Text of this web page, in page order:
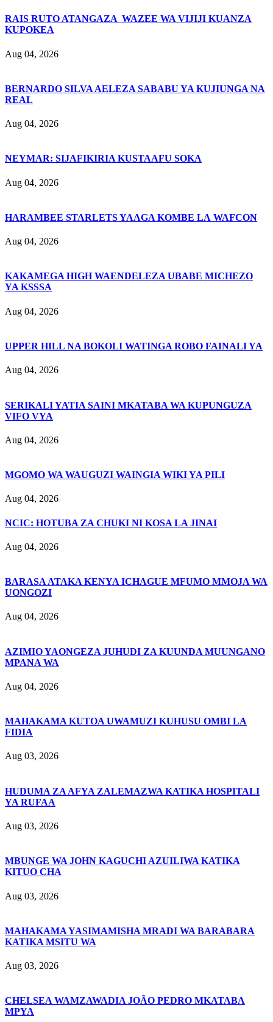
RAIS RUTO ATANGAZA WAZEE WA VIJIJI KUANZA
KUPOKEA
Aug 04, 2026
BERNARDO SILVA AELEZA SABABU YA KUJIUNGA NA
REAL
Aug 04, 2026
NEYMAR: SIJAFIKIRIA KUSTAAFU SOKA
Aug 04, 2026
HARAMBEE STARLETS YAAGA KOMBE LA WAFCON
Aug 04, 2026
KAKAMEGA HIGH WAENDELEZA UBABE MICHEZO
YA KSSSA
Aug 04, 2026
UPPER HILL NA BOKOLI WATINGA ROBO FAINALI YA
Aug 04, 2026
SERIKALI YATIA SAINI MKATABA WA KUPUNGUZA
VIFO VYA
Aug 04, 2026
MGOMO WA WAUGUZI WAINGIA WIKI YA PILI
Aug 04, 2026
NCIC: HOTUBA ZA CHUKI NI KOSA LA JINAI
Aug 04, 2026
BARASA ATAKA KENYA ICHAGUE MFUMO MMOJA WA
UONGOZI
Aug 04, 2026
AZIMIO YAONGEZA JUHUDI ZA KUUNDA MUUNGANO
MPANA WA
Aug 04, 2026
MAHAKAMA KUTOA UWAMUZI KUHUSU OMBI LA
FIDIA
Aug 03, 2026
HUDUMA ZA AFYA ZALEMAZWA KATIKA HOSPITALI
YA RUFAA
Aug 03, 2026
MBUNGE WA JOHN KAGUCHI AZUILIWA KATIKA
KITUO CHA
Aug 03, 2026
MAHAKAMA YASIMAMISHA MRADI WA BARABARA
KATIKA MSITU WA
Aug 03, 2026
CHELSEA WAMZAWADIA JOÃO PEDRO MKATABA
MPYA